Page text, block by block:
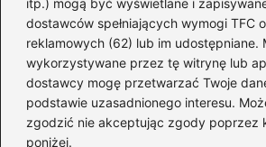
dostawców spełniających wymogi TFC
reklamowych (62) lub im udostępniane.
wykorzystywane przez tę witrynę lub
dostawcy mogę przetwarzać Twoje
podstawie uzasadnionego interesu.
zgodzić nie akceptując zgody poprzez
poniżej.
musisz
Odkrywając
świat: jakie